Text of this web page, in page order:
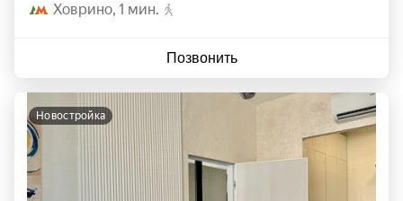
Ховрино 1 мин.
Позвонить
новостройка